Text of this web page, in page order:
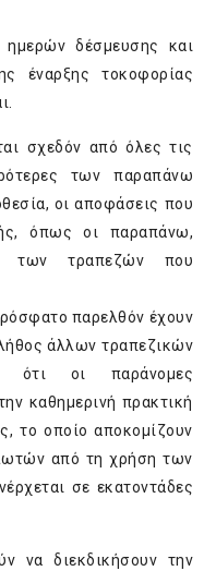
δέσμευσης και
έναρξης τοκοφορίας
σχεδόν από όλες τις
των παραπάνω
οι αποφάσεις που
όπως οι παραπάνω,
των τραπεζών που
παρελθόν έχουν
άλλων τραπεζικών
ότι οι παράνομες
καθημερινή πρακτική
το οποίο αποκομίζουν
από τη χρήση των
σε εκατοντάδες
να διεκδικήσουν την